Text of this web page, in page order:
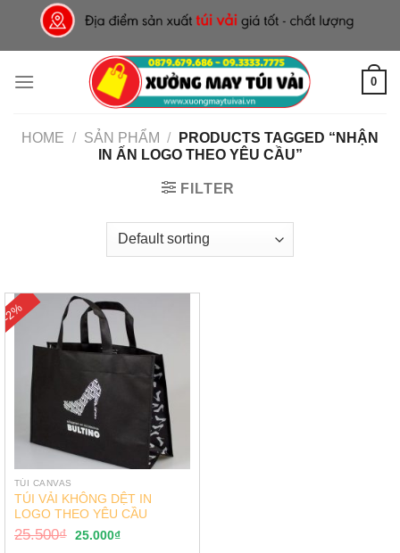
content
0
HOME / SẢN PHẨM /
PRODUCTS TAGGED “NHẬN
IN ẤN LOGO THEO YÊU CẦU”
FILTER
-2%
TÚI CANVAS
TÚI VẢI KHÔNG DỆT IN
LOGO THEO YÊU CẦU
25.500₫ 25.000₫